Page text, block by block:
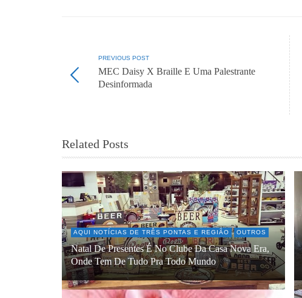
PREVIOUS POST
MEC Daisy X Braille E Uma Palestrante
Desinformada
Related Posts
AQUI NOTÍCIAS DE TRÊS PONTAS E REGIÃO OUTROS
Natal De Presentes É No Clube Da Casa Nova Era,
Onde Tem De Tudo Pra Todo Mundo